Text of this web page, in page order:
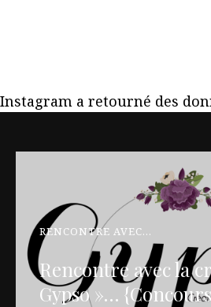
Instagram a retourné des
RENCONTRE AVEC...
Rencontre avec la
Gypso »…